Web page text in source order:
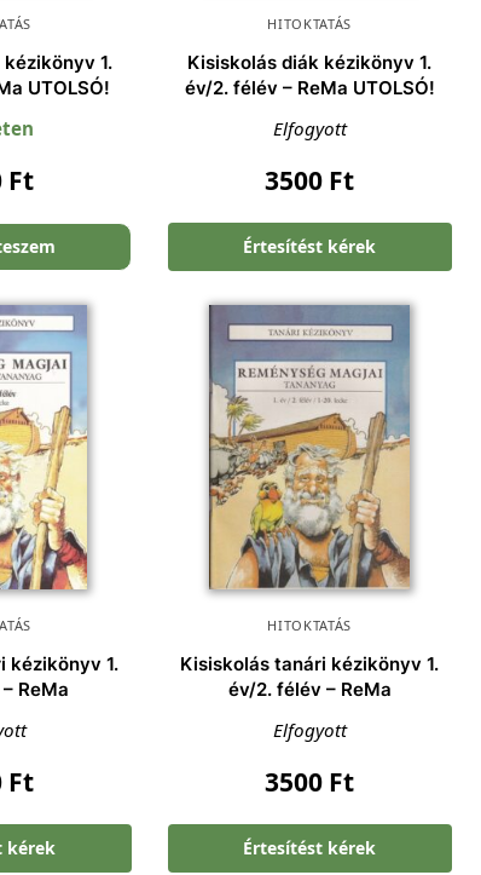
1.
UTOLSÓ!
Ft
HITOKTATÁS
Kisiskolás diák kézikönyv 1.
év/2. félév – ReMa UTOLSÓ!
Elfogyott
3500 Ft
Értesítést kérek
kézikönyv 1.
ReMa
Ft
kérek
HITOKTATÁS
Kisiskolás tanári kézikönyv 1.
év/2. félév – ReMa
Elfogyott
3500 Ft
Értesítést kérek